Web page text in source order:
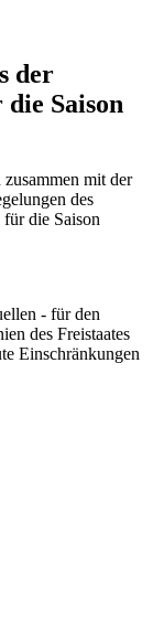
der
Saison
mit der
des
für die Saison
- für den
des Freistaates
Einschränkungen